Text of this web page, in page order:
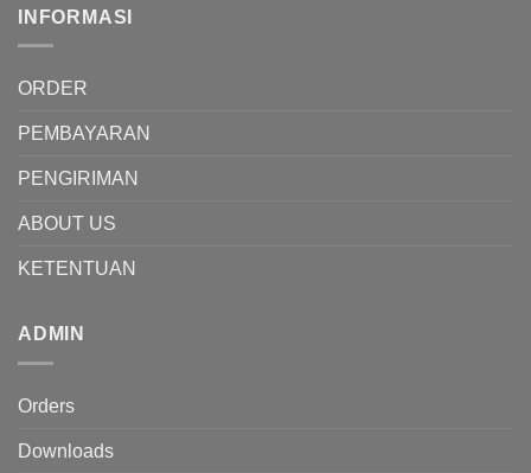
INFORMASI
ORDER
PEMBAYARAN
PENGIRIMAN
ABOUT US
KETENTUAN
ADMIN
Orders
Downloads